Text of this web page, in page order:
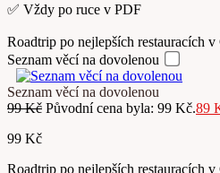
✅ Vždy po ruce v PDF
Roadtrip po nejlepších restauracích v
Seznam věcí na dovolenou
Seznam věcí na dovolenou
99Kč Původní cena byla: 99 Kč.89
99 Kč
Roadtrip po nejlepších restauracích